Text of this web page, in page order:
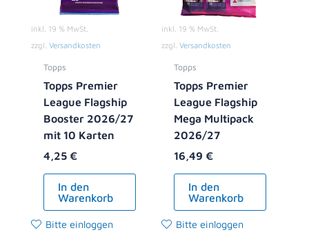
inkl. 19 % MwSt.
zzgl. Versandkosten
Topps
Topps Premier
League Flagship
Booster 2026/27
mit 10 Karten
4,25 €
In den
Warenkorb
Bitte einloggen
inkl. 19 % MwSt.
zzgl. Versandkosten
Topps
Topps Premier
League Flagship
Mega Multipack
2026/27
16,49 €
In den
Warenkorb
Bitte einloggen